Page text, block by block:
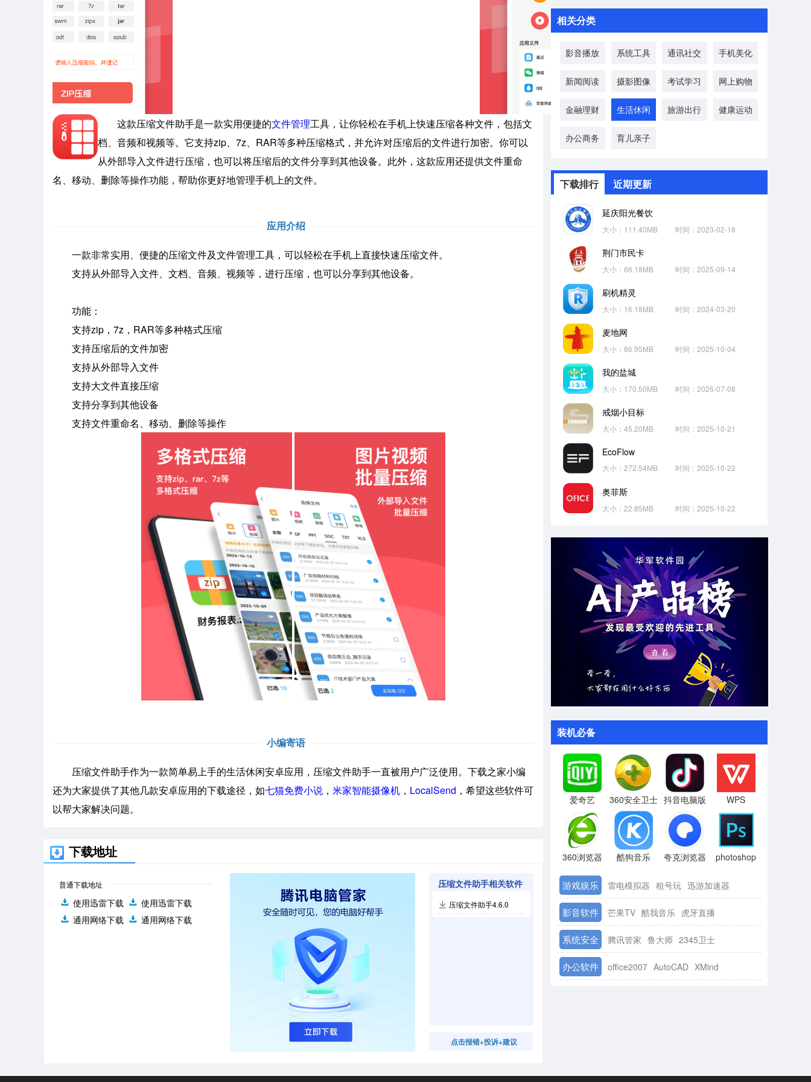
这款压缩文件助手是一款实用便捷的文件管理工具，让你轻松在手机上快速压缩各种文件，包括文
档、音频和视频等。它支持zip、7z、RAR等多种压缩格式，并允许对压缩后的文件进行加密。你可以
从外部导入文件进行压缩，也可以将压缩后的文件分享到其他设备。此外，这款应用还提供文件重命
名、移动、删除等操作功能，帮助你更好地管理手机上的文件。
应用介绍
一款非常实用、便捷的压缩文件及文件管理工具，可以轻松在手机上直接快速压缩文件。
支持从外部导入文件、文档、音频、视频等，进行压缩，也可以分享到其他设备。
功能：
支持zip，7z，RAR等多种格式压缩
支持压缩后的文件加密
支持从外部导入文件
支持大文件直接压缩
支持分享到其他设备
支持文件重命名、移动、删除等操作
小编寄语
压缩文件助手作为一款简单易上手的生活休闲安卓应用，压缩文件助手一直被用户广泛使用。下载之家小编
还为大家提供了其他几款安卓应用的下载途径，如七猫免费小说 ， 米家智能摄像机 ， LocalSend ，希望这些软件可
以帮大家解决问题。
下载地址
普通下载地址
使用迅雷下载
使用迅雷下载
通用网络下载
通用网络下载
压缩文件助手相关软件
压缩文件助手4.6.0
点击报错+投诉+建议
相关分类
影音播放 系统工具 通讯社交 手机美化
新闻阅读 摄影图像 考试学习 网上购物
金融理财 生活休闲 旅游出行 健康运动
办公商务 育儿亲子
下载排行 近期更新
延庆阳光餐饮
大小：111.40MB 时间：2023-02-18
荆门市民卡
大小：66.18MB 时间：2025-09-14
刷机精灵
大小：16.18MB 时间：2024-03-20
麦地网
大小：86.95MB 时间：2025-10-04
我的盐城
大小：170.50MB 时间：2026-07-08
戒烟小目标
大小：45.20MB 时间：2025-10-21
EcoFlow
大小：272.54MB 时间：2025-10-22
奥菲斯
大小：22.85MB 时间：2025-10-22
装机必备
爱奇艺 360安全卫士 抖音电脑版 WPS
360浏览器 酷狗音乐 夸克浏览器 photoshop
游戏娱乐 雷电模拟器 租号玩 迅游加速器
影音软件 芒果TV 酷我音乐 虎牙直播
系统安全 腾讯管家 鲁大师 2345卫士
办公软件 office2007 AutoCAD XMind